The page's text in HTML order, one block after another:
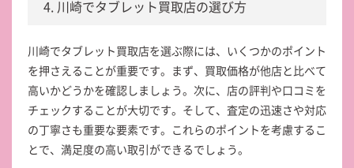
4. 川崎でタブレット買取店の選び方
川崎でタブレット買取店を選ぶ際には、いくつかのポイント
を押さえることが重要です。まず、買取価格が他店と比べて
高いかどうかを確認しましょう。次に、店の評判や口コミを
チェックすることが大切です。そして、査定の迅速さや対応
の丁寧さも重要な要素です。これらのポイントを考慮するこ
とで、満足度の高い取引ができるでしょう。